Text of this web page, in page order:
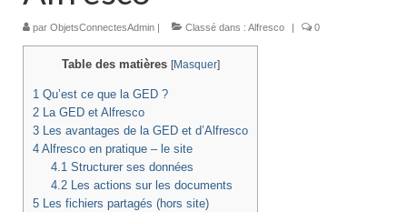
par ObjetsConnectesAdmin | Classé dans : Alfresco | 0
Table des matières [Masquer]
1 Qu’est ce que la GED ?
2 La GED et Alfresco
3 Les avantages de la GED et d’Alfresco
4 Alfresco en pratique – le site
4.1Structurer ses données
4.2Les actions sur les documents
5 Les fichiers partagés (hors site)